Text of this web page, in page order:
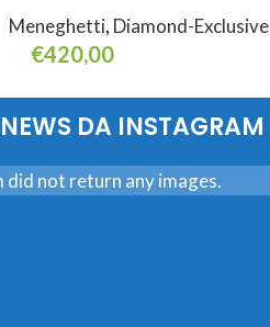
Meneghetti, Diamond-Exclusive
€420,00
DA INSTAGRAM
did not return any images.